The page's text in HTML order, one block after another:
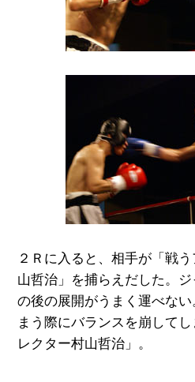
２Ｒに入ると、相手が「戦
山哲治」を捕らえだした。
の後の展開がうまく運べな
まう際にバランスを崩して
レクター村山哲治」。